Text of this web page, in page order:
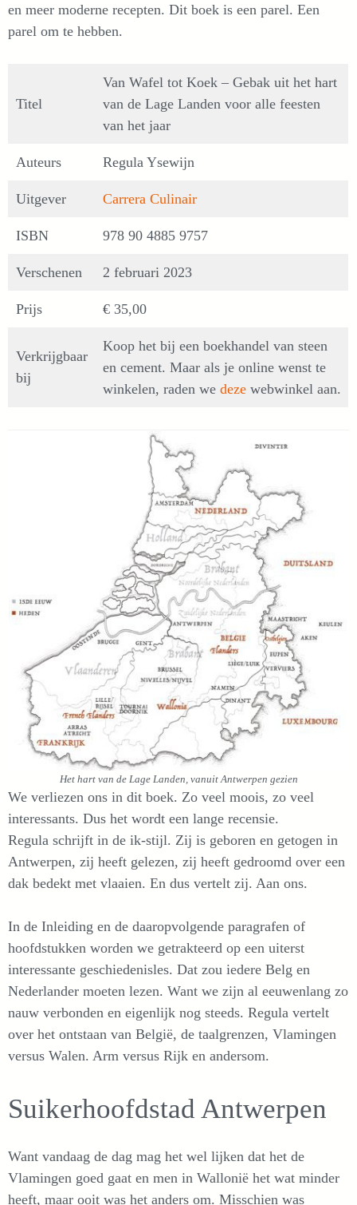
en meer moderne recepten. Dit boek is een parel. Een
parel om te hebben.
Titel
Van Wafel tot Koek – Gebak uit het hart
van de Lage Landen voor alle feesten
van het jaar
Auteurs Regula Ysewijn
Uitgever Carrera Culinair
ISBN 978 90 4885 9757
Verschenen 2 februari 2023
Prijs € 35,00
Verkrijgbaar
bij
Koop het bij een boekhandel van steen
en cement. Maar als je online wenst te
winkelen, raden we deze webwinkel aan.
Het hart van de Lage Landen, vanuit Antwerpen gezien
We verliezen ons in dit boek. Zo veel moois, zo veel
interessants. Dus het wordt een lange recensie.
Regula schrijft in de ik-stijl. Zij is geboren en getogen in
Antwerpen, zij heeft gelezen, zij heeft gedroomd over een
dak bedekt met vlaaien. En dus vertelt zij. Aan ons.
In de Inleiding en de daaropvolgende paragrafen of
hoofdstukken worden we getrakteerd op een uiterst
interessante geschiedenisles. Dat zou iedere Belg en
Nederlander moeten lezen. Want we zijn al eeuwenlang zo
nauw verbonden en eigenlijk nog steeds. Regula vertelt
over het ontstaan van België, de taalgrenzen, Vlamingen
versus Walen. Arm versus Rijk en andersom.
Suikerhoofdstad Antwerpen
Want vandaag de dag mag het wel lijken dat het de
Vlamingen goed gaat en men in Wallonië het wat minder
heeft, maar ooit was het anders om. Misschien was